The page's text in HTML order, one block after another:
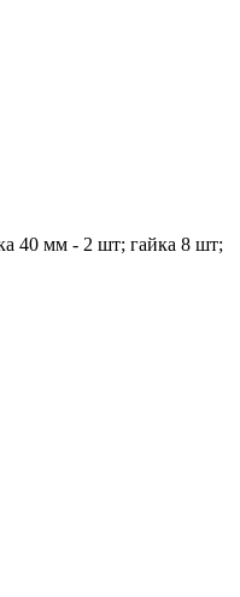
40 мм - 2 шт; гайка 8 шт;